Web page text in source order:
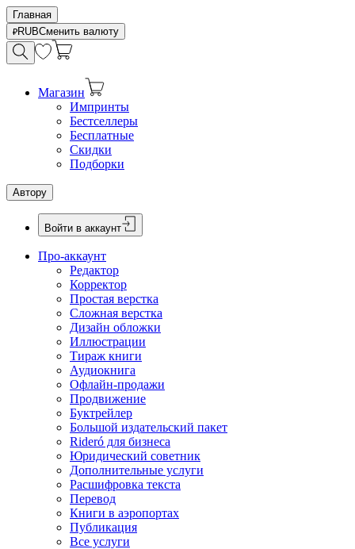
Главная
RUBСменить валюту
Магазин
Импринты
Бестселлеры
Бесплатные
Скидки
Подборки
Автору
Войти в аккаунт
Про-аккаунт
Редактор
Корректор
Простая верстка
Сложная верстка
Дизайн обложки
Иллюстрации
Тираж книги
Аудиокнига
Офлайн-продажи
Продвижение
Буктрейлер
Большой издательский пакет
Rideró для бизнеса
Юридический советник
Дополнительные услуги
Расшифровка текста
Перевод
Книги в аэропортах
Публикация
Все услуги